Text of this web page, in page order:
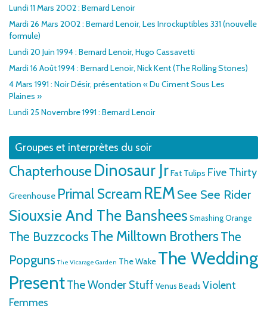
Lundi 11 Mars 2002 : Bernard Lenoir
Mardi 26 Mars 2002 : Bernard Lenoir, Les Inrockuptibles 331 (nouvelle
formule)
Lundi 20 Juin 1994 : Bernard Lenoir, Hugo Cassavetti
Mardi 16 Août 1994 : Bernard Lenoir, Nick Kent (The Rolling Stones)
4 Mars 1991 : Noir Désir, présentation « Du Ciment Sous Les
Plaines »
Lundi 25 Novembre 1991 : Bernard Lenoir
Groupes et interprètes du soir
ChapterhouseDinosaur JrFat Tulips Five Thirty
Greenhouse Primal Scream REM See See Rider
Siouxsie And The Banshees Smashing Orange
The BuzzcocksThe Milltown BrothersThe
Popguns The Vicarage Garden The Wake The Wedding
PresentThe Wonder Stuff Venus Beads Violent
Femmes